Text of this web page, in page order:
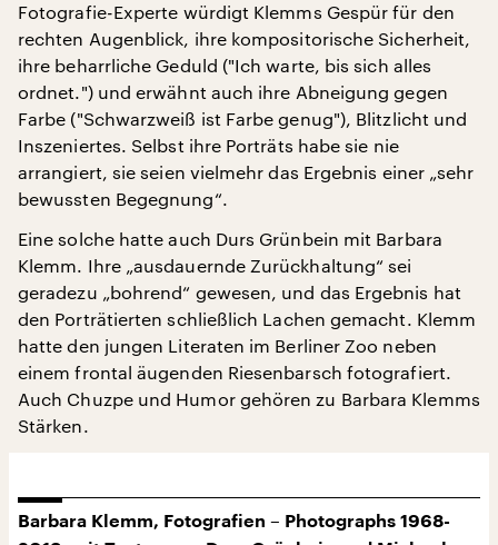
Fotografie-Experte würdigt Klemms Gespür für den
rechten Augenblick, ihre kompositorische Sicherheit,
ihre beharrliche Geduld ("Ich warte, bis sich alles
ordnet.") und erwähnt auch ihre Abneigung gegen
Farbe ("Schwarzweiß ist Farbe genug"), Blitzlicht und
Inszeniertes. Selbst ihre Porträts habe sie nie
arrangiert, sie seien vielmehr das Ergebnis einer „sehr
bewussten Begegnung“.
Eine solche hatte auch Durs Grünbein mit Barbara
Klemm. Ihre „ausdauernde Zurückhaltung“ sei
geradezu „bohrend“ gewesen, und das Ergebnis hat
den Porträtierten schließlich Lachen gemacht. Klemm
hatte den jungen Literaten im Berliner Zoo neben
einem frontal äugenden Riesenbarsch fotografiert.
Auch Chuzpe und Humor gehören zu Barbara Klemms
Stärken.
Barbara Klemm, Fotografien – Photographs 1968-